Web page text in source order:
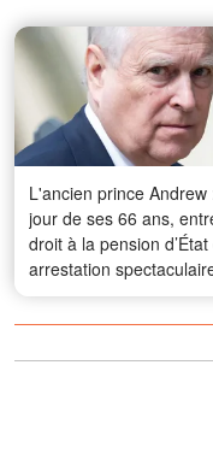
L'ancien prince Andrew
jour de ses 66 ans,
droit à la pension d’État
arrestation
Détails